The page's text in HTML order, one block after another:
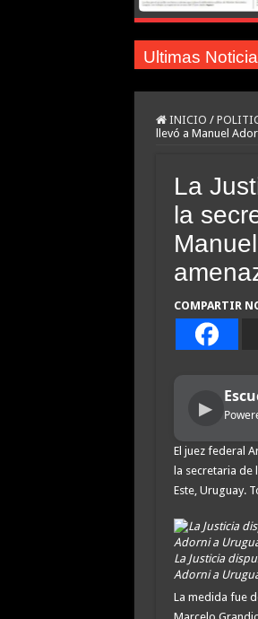
Ultimas
INICIO /
llevó a Manuel
La
la
COMPARTIR
▶
El juez federal
la secretaria
Este, Uruguay.
La Justicia
Adorni a
La medida fue